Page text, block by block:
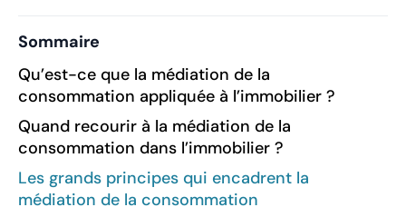
Sommaire
Qu’est-ce que la médiation de la
consommation appliquée à l’immobilier ?
Quand recourir à la médiation de la
consommation dans l’immobilier ?
Les grands principes qui encadrent la
médiation de la consommation